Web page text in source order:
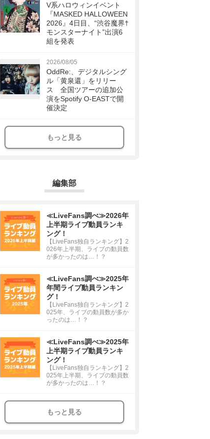
V系ハロウィンイベント
『MASKED HALLOWEEN
2026』4日目、“渋谷魔界†
モンスターナイト”出演6
組を発表
2026/08/05
OddRe:、デジタルシング
ル「黄泉還」をリリー
ス 全国ツアーの追加公
演をSpotify O-EASTで開
催決定
もっと見る
編集部
≪LiveFans調べ≫2026年
上半期ライブ動員ランキ
ング！
【LiveFans独自ランキング】2
026年上半期、ライブの動員数
が多かったのは…！？
≪LiveFans調べ≫2025年
年間ライブ動員ランキン
グ！
【LiveFans独自ランキング】2
025年、ライブの動員数が多か
ったのは…！？
≪LiveFans調べ≫2025年
上半期ライブ動員ランキ
ング！
【LiveFans独自ランキング】2
025年上半期、ライブの動員数
が多かったのは…！？
もっと見る